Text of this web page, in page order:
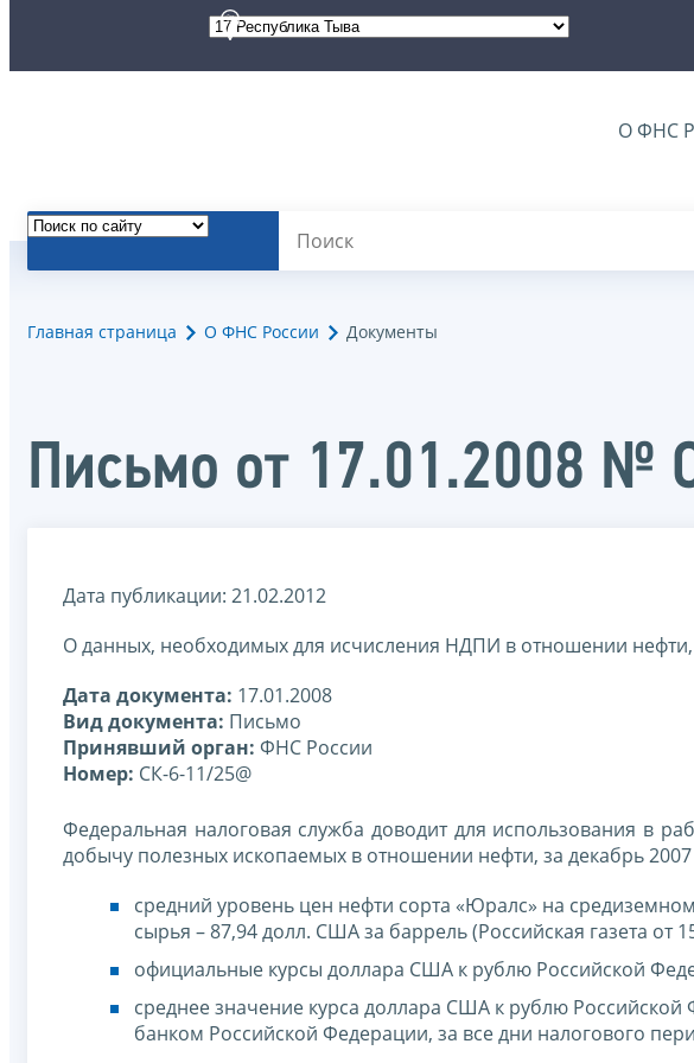
О ФНС
Главная страница О ФНС России Документы
Письмо от 17.01.2008 №
Дата публикации: 21.02.2012
О данных, необходимых для исчисления НДПИ в отношении нефти,
Дата документа: 17.01.2008
Вид документа: Письмо
Принявший орган: ФНС России
Номер: СК-6-11/25@
Федеральная налоговая служба доводит для использования в
добычу полезных ископаемых в отношении нефти, за декабрь 2007
средний уровень цен нефти сорта «Юралс» на
сырья – 87,94 долл. США за баррель (Российская газета от
официальные курсы доллара США к рублю Российской
среднее значение курса доллара США к рублю
банком Российской Федерации, за все дни налогового